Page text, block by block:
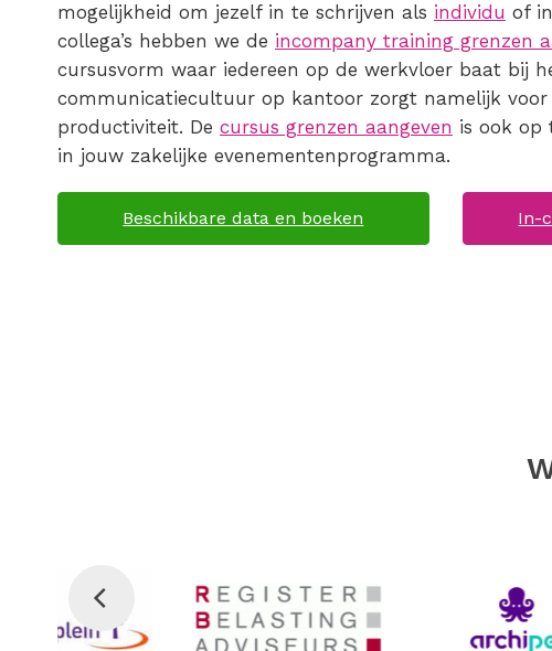
mogelijkheid om jezelf in te schrijven als individu of
collega’s hebben we de incompany training grenzen
cursusvorm waar iedereen op de werkvloer baat bij
communicatiecultuur op kantoor zorgt namelijk voor
productiviteit. De cursus grenzen aangeven is ook op
in jouw zakelijke evenementenprogramma.
Beschikbare data en boeken In-